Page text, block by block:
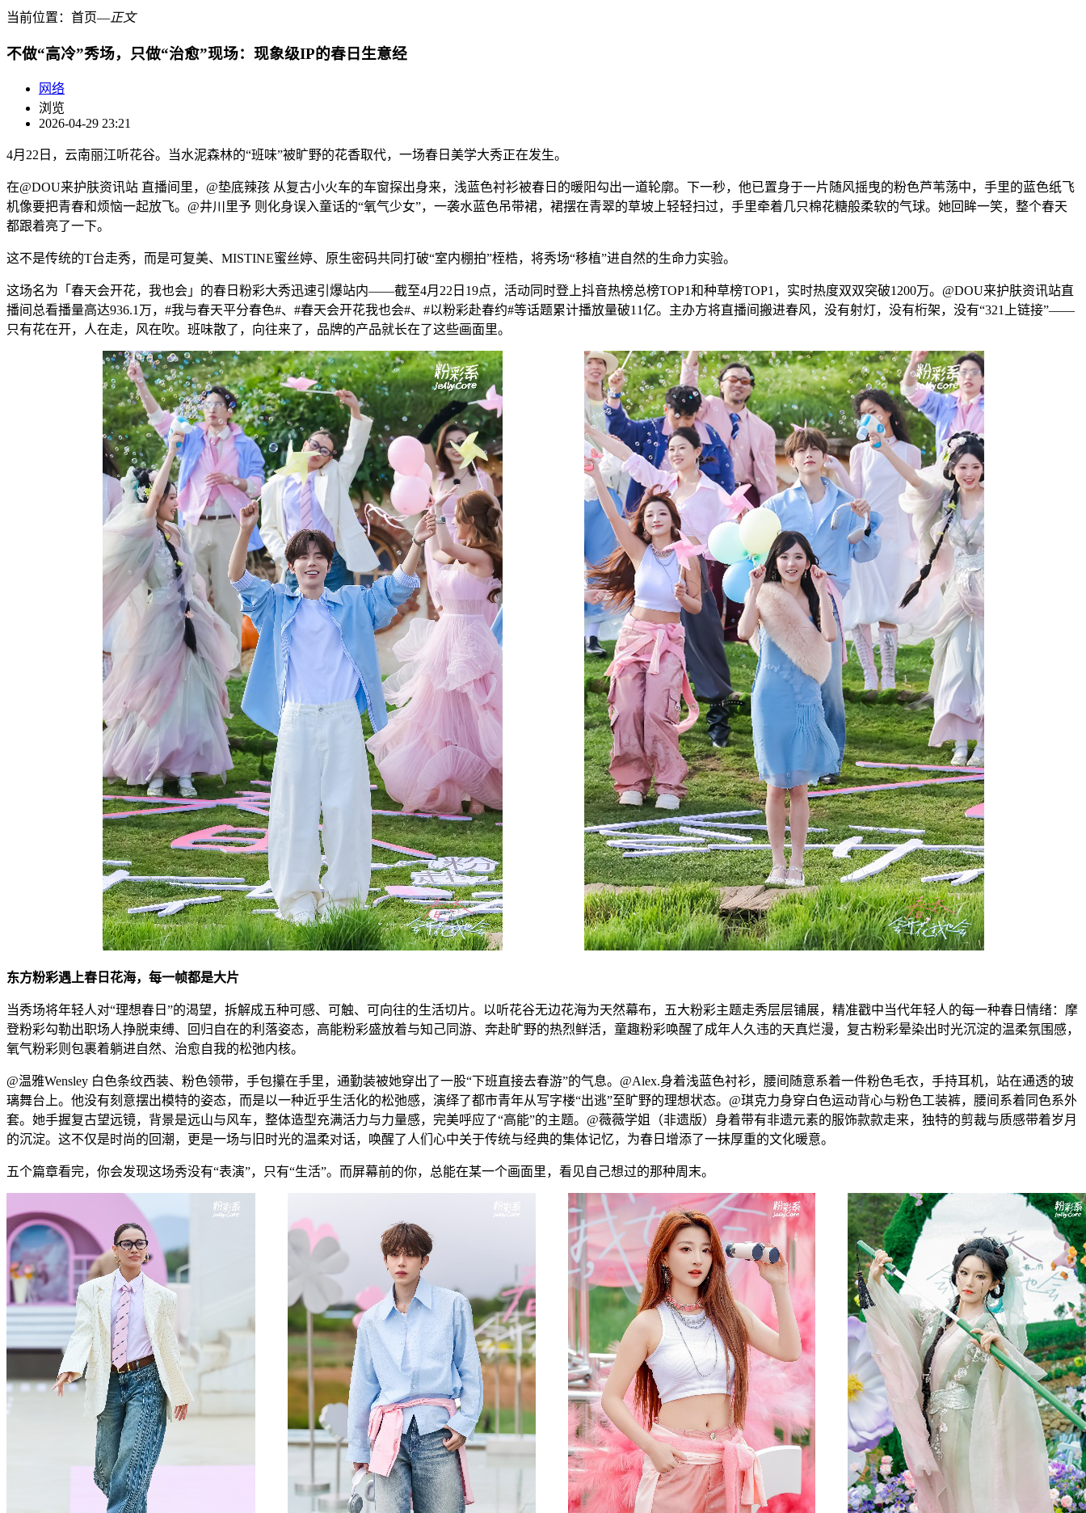
当前位置： 首页―正文
不做“高冷”秀场，只做“治愈”现场：现象级IP的春日生意经
网络
浏览
2026-04-29 23:21
4月22日，云南丽江听花谷。当水泥森林的“班味”被旷野的花香取代，一场春日美学大秀正在发生。
在@DOU来护肤资讯站 直播间里，@垫底辣孩 从复古小火车的车窗探出身来，浅蓝色衬衫被春日的暖阳勾出一道轮廓。下一秒，他已置身于一片随风摇曳的粉色芦苇荡中，手里的蓝色纸飞
机像要把青春和烦恼一起放飞。@井川里予 则化身误入童话的“氧气少女”，一袭水蓝色吊带裙，裙摆在青翠的草坡上轻轻扫过，手里牵着几只棉花糖般柔软的气球。她回眸一笑，整个春天
都跟着亮了一下。
这不是传统的T台走秀，而是可复美、MISTINE蜜丝婷、原生密码共同打破“室内棚拍”桎梏，将秀场“移植”进自然的生命力实验。
这场名为「春天会开花，我也会」的春日粉彩大秀迅速引爆站内——截至4月22日19点，活动同时登上抖音热榜总榜TOP1和种草榜TOP1，实时热度双双突破1200万。@DOU来护肤资讯站直
播间总看播量高达936.1万，#我与春天平分春色#、#春天会开花我也会#、#以粉彩赴春约#等话题累计播放量破11亿。主办方将直播间搬进春风，没有射灯，没有桁架，没有“321上链接”——
只有花在开，人在走，风在吹。班味散了，向往来了，品牌的产品就长在了这些画面里。
东方粉彩遇上春日花海，每一帧都是大片
当秀场将年轻人对“理想春日”的渴望，拆解成五种可感、可触、可向往的生活切片。以听花谷无边花海为天然幕布，五大粉彩主题走秀层层铺展，精准戳中当代年轻人的每一种春日情绪：摩
登粉彩勾勒出职场人挣脱束缚、回归自在的利落姿态，高能粉彩盛放着与知己同游、奔赴旷野的热烈鲜活，童趣粉彩唤醒了成年人久违的天真烂漫，复古粉彩晕染出时光沉淀的温柔氛围感，
氧气粉彩则包裹着躺进自然、治愈自我的松弛内核。
@温雅Wensley 白色条纹西装、粉色领带，手包攥在手里，通勤装被她穿出了一股“下班直接去春游”的气息。@Alex.身着浅蓝色衬衫，腰间随意系着一件粉色毛衣，手持耳机，站在通透的玻
璃舞台上。他没有刻意摆出模特的姿态，而是以一种近乎生活化的松弛感，演绎了都市青年从写字楼“出逃”至旷野的理想状态。@琪克力身穿白色运动背心与粉色工装裤，腰间系着同色系外
套。她手握复古望远镜，背景是远山与风车，整体造型充满活力与力量感，完美呼应了“高能”的主题。@薇薇学姐（非遗版）身着带有非遗元素的服饰款款走来，独特的剪裁与质感带着岁月
的沉淀。这不仅是时尚的回潮，更是一场与旧时光的温柔对话，唤醒了人们心中关于传统与经典的集体记忆，为春日增添了一抹厚重的文化暖意。
五个篇章看完，你会发现这场秀没有“表演”，只有“生活”。而屏幕前的你，总能在某一个画面里，看见自己想过的那种周末。